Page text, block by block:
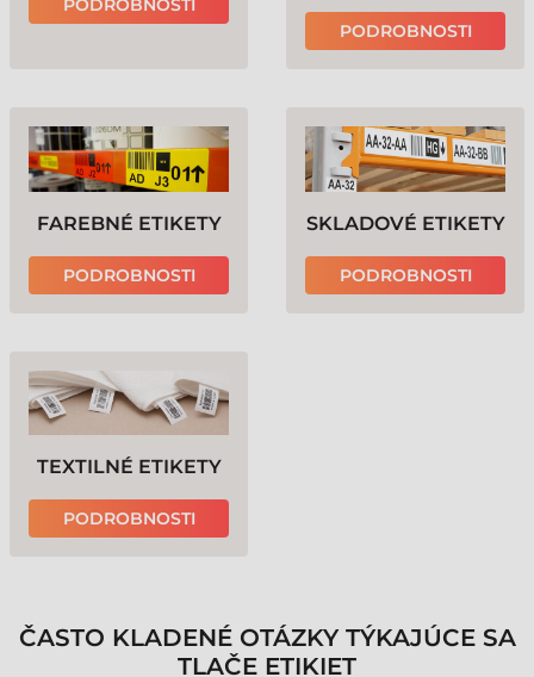
PODROBNOSTI
PODROBNOSTI
FAREBNÉ ETIKETY
PODROBNOSTI
SKLADOVÉ ETIKETY
PODROBNOSTI
TEXTILNÉ ETIKETY
PODROBNOSTI
ČASTO KLADENÉ OTÁZKY TÝKAJÚCE SA
TLAČE ETIKIET